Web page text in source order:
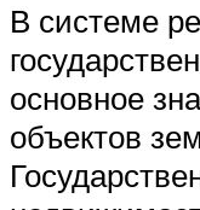
В системе
основное
объектов